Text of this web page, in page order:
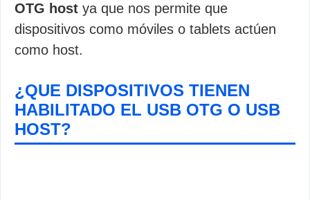
OTG host ya que nos permite que
dispositivos como móviles o tablets actúen
como host.
¿QUE DISPOSITIVOS TIENEN
HABILITADO EL USB OTG O USB
HOST?